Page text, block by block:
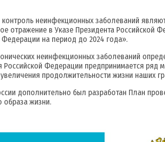
неинфекционных заболеваний
отражение в Указе Президента Российской
Федерации на период до 2024 года».
неинфекционных заболеваний
Федерации предпринимается ряд
продолжительности жизни наших
дополнительно был разработан План
образа жизни.